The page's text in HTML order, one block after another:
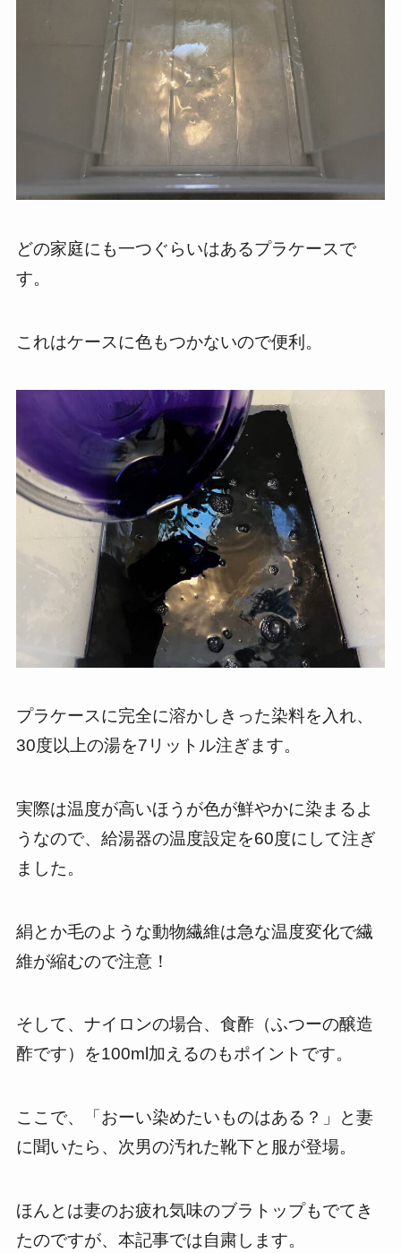
どの家庭にも一つぐらいはあるプラケースで
す。
これはケースに色もつかないので便利。
プラケースに完全に溶かしきった染料を入れ、
30度以上の湯を7リットル注ぎます。
実際は温度が高いほうが色が鮮やかに染まるよ
うなので、給湯器の温度設定を60度にして注ぎ
ました。
絹とか毛のような動物繊維は急な温度変化で繊
維が縮むので注意！
そして、ナイロンの場合、食酢（ふつーの醸造
酢です）を100ml加えるのもポイントです。
ここで、「おーい染めたいものはある？」と妻
に聞いたら、次男の汚れた靴下と服が登場。
ほんとは妻のお疲れ気味のブラトップもでてき
たのですが、本記事では自粛します。